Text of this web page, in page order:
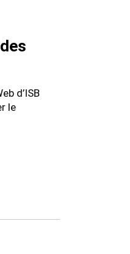
d’ISB
le